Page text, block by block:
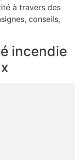
à travers des
conseils,
incendie